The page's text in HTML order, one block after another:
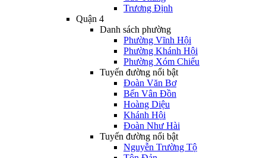
Trương Định
Quận 4
Danh sách phường
Phường Vĩnh Hội
Phường Khánh Hội
Phường Xóm Chiếu
Tuyến đường nổi bật
Đoàn Văn Bơ
Bến Vân Đồn
Hoàng Diệu
Khánh Hội
Đoàn Như Hài
Tuyến đường nổi bật
Nguyễn Trường Tộ